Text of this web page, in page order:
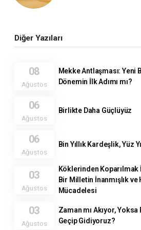
Diğer Yazıları
08
Ağustos
Mekke Antlaşması: Yeni
Dönemin İlk Adımı mı?
06
Ağustos
Birlikte Daha Güçlüyüz
06
Ağustos
Bin Yıllık Kardeşlik, Yüz
03
Ağustos
Köklerinden Koparılmak
Bir Milletin İnanmışlık ve
Mücadelesi
03
Ağustos
Zaman mı Akıyor, Yoksa
Geçip Gidiyoruz?